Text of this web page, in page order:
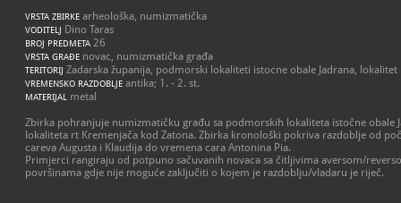
VRSTA ZBIRKE arheološka, numizmatička
VODITELJ Dino Taras
BROJ PREDMETA 26
VRSTA GRAĐE novac, numizmatička građa
TERITORIJ Zadarska županija, podmorski lokaliteti istocne obale Jadrana,
VREMENSKO RAZDOBLJE antika; 1. - 2. st.
MATERIJAL metal
Zbirka pohranjuje numizmatičku građu sa podmorskih lokaliteta istočne obale
lokaliteta rt Kremenjača kod Zatona. Zbirka kronološki pokriva razdoblje od
careva Augusta i Klaudija do vremena cara Antonina Pia.
Primjerci rangiraju od potpuno sačuvanih novaca sa čitljivima aversom/
površinama gdje nije moguće zaključiti o kojem je razdoblju/vladaru je riječ.